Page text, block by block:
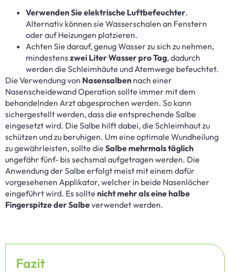
Verwenden Sie elektrische Luftbefeuchter.
Alternativ können sie Wasserschalen an Fenstern
oder auf Heizungen platzieren.
Achten Sie darauf, genug Wasser zu sich zu nehmen,
mindestenszwei Liter Wasser pro Tag, dadurch
werden die Schleimhäute und Atemwege befeuchtet.
Die Verwendung von Nasensalben nach einer
Nasenscheidewand Operation sollte immer mit dem
behandelnden Arzt abgesprochen werden. So kann
sichergestellt werden, dass die entsprechende Salbe
eingesetzt wird. Die Salbe hilft dabei, die Schleimhaut zu
schützen und zu beruhigen. Um eine optimale Wundheilung
zu gewährleisten, sollte die Salbe mehrmals täglich
ungefähr fünf- bis sechsmal aufgetragen werden. Die
Anwendung der Salbe erfolgt meist mit einem dafür
vorgesehenen Applikator, welcher in beide Nasenlöcher
eingeführt wird. Es sollte nicht mehr als eine halbe
Fingerspitze der Salbeverwendet werden.
Fazit